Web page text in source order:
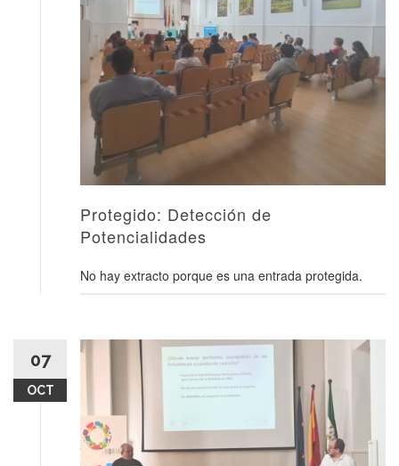
Protegido: Detección de
Potencialidades
No hay extracto porque es una entrada protegida.
07
OCT